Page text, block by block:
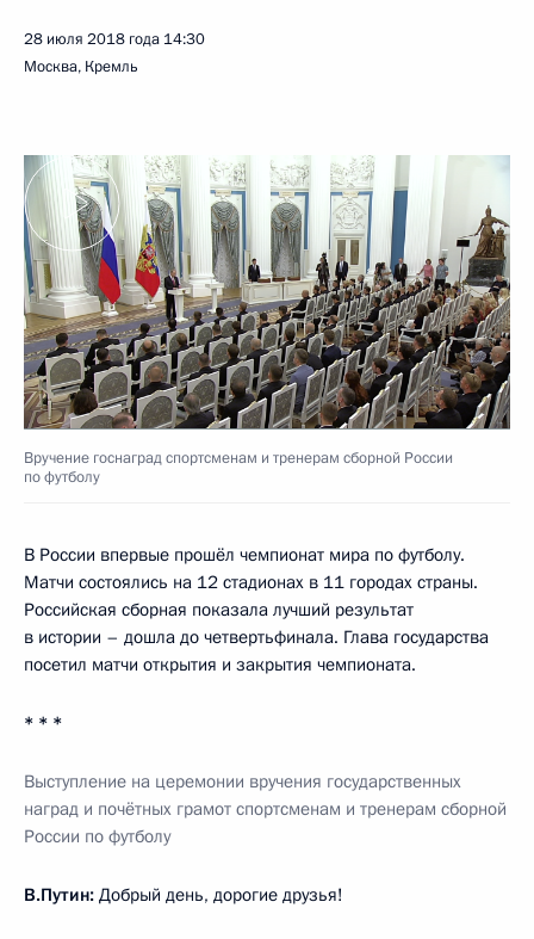
28 июля 2018 года 14:30
Москва, Кремль
Вручение госнаград спортсменам и тренерам сборной России
по футболу
В России впервые прошёл чемпионат мира по футболу.
Матчи состоялись на 12 стадионах в 11 городах страны.
Российская сборная показала лучший результат
в истории – дошла до четвертьфинала. Глава государства
посетил матчи открытия и закрытия чемпионата.
* * *
Выступление на церемонии вручения государственных
наград и почётных грамот спортсменам и тренерам сборной
России по футболу
В.Путин: Добрый день, дорогие друзья!